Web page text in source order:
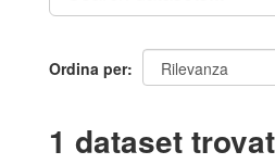
Ordina per
1 dataset